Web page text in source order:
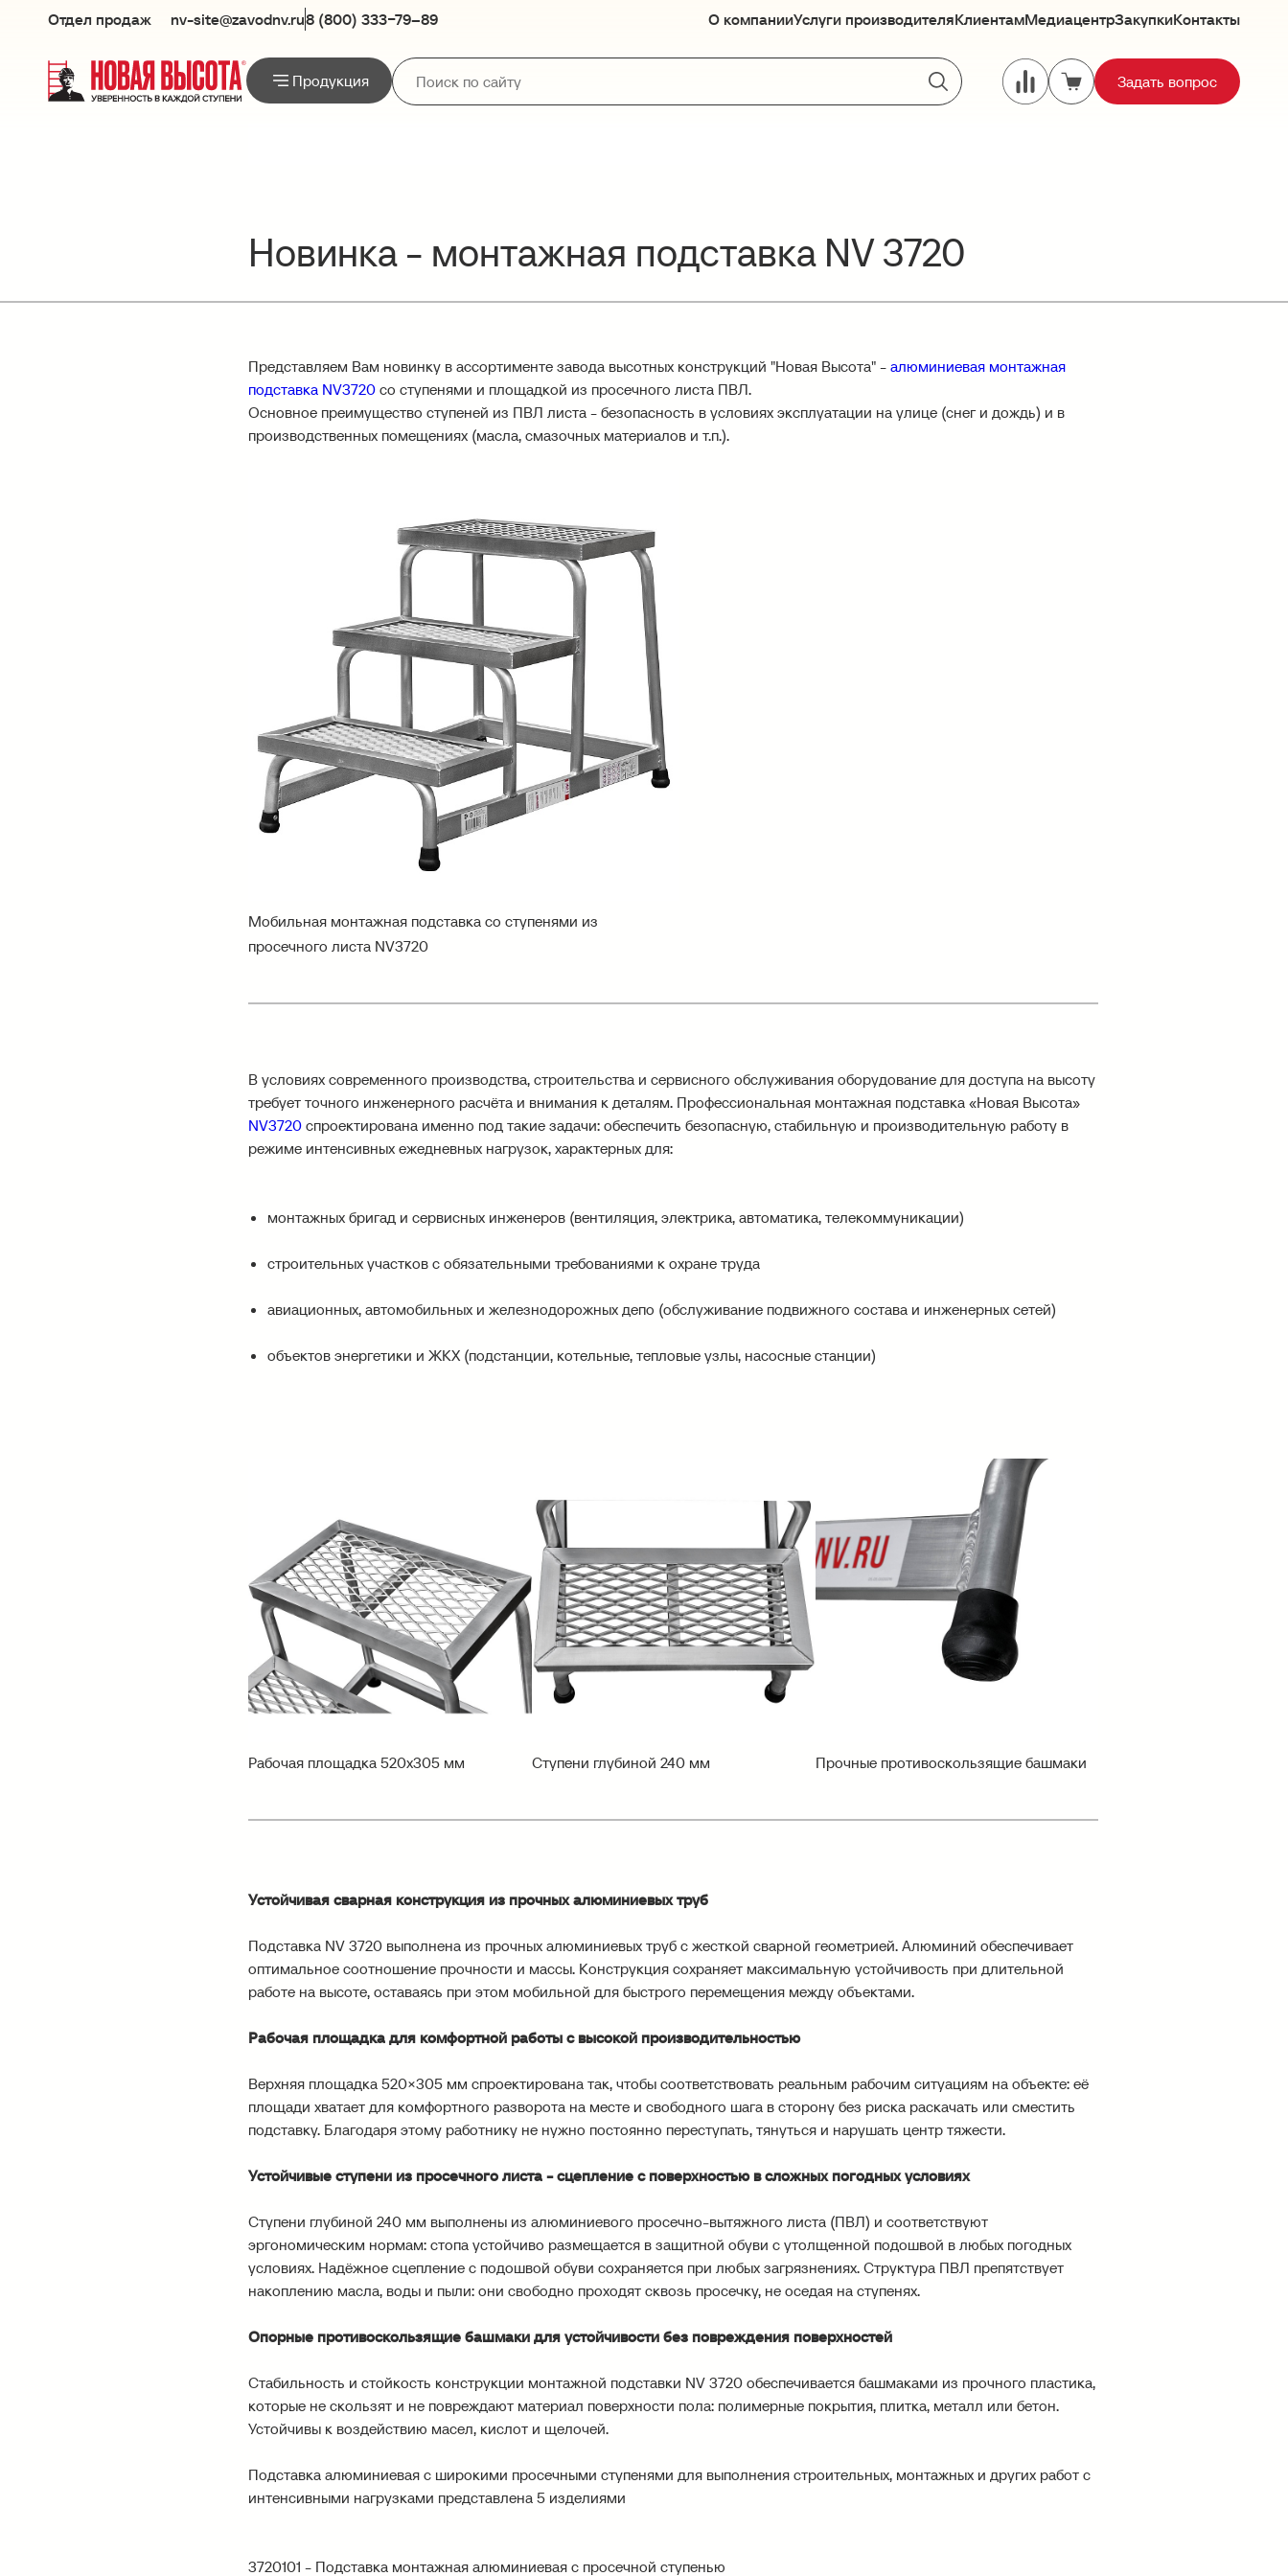
Отдел продаж nv-site@zavodnv.ru8 (800) 333−79–89 О компанииУслуги производителяКлиентамМедиацентрЗакупкиКонтакты
Продукция Задать вопрос
Новинка - монтажная подставка NV 3720
Представляем Вам новинку в ассортименте завода высотных конструкций "Новая Высота" - алюминиевая монтажная
подставка NV3720 со ступенями и площадкой из просечного листа ПВЛ.
Основное преимущество ступеней из ПВЛ листа - безопасность в условиях эксплуатации на улице (снег и дождь) и в
производственных помещениях (масла, смазочных материалов и т.п.).
Мобильная монтажная подставка со ступенями из
просечного листа NV3720
В условиях современного производства, строительства и сервисного обслуживания оборудование для доступа на высоту
требует точного инженерного расчёта и внимания к деталям. Профессиональная монтажная подставка «Новая Высота»
NV3720 спроектирована именно под такие задачи: обеспечить безопасную, стабильную и производительную работу в
режиме интенсивных ежедневных нагрузок, характерных для:
монтажных бригад и сервисных инженеров (вентиляция, электрика, автоматика, телекоммуникации)
строительных участков с обязательными требованиями к охране труда
авиационных, автомобильных и железнодорожных депо (обслуживание подвижного состава и инженерных сетей)
объектов энергетики и ЖКХ (подстанции, котельные, тепловые узлы, насосные станции)
Рабочая площадка 520х305 мм Ступени глубиной 240 мм Прочные противоскользящие башмаки
Устойчивая сварная конструкция из прочных алюминиевых труб
Подставка NV 3720 выполнена из прочных алюминиевых труб с жесткой сварной геометрией. Алюминий обеспечивает
оптимальное соотношение прочности и массы. Конструкция сохраняет максимальную устойчивость при длительной
работе на высоте, оставаясь при этом мобильной для быстрого перемещения между объектами.
Рабочая площадка для комфортной работы с высокой производительностью
Верхняя площадка 520×305 мм спроектирована так, чтобы соответствовать реальным рабочим ситуациям на объекте: её
площади хватает для комфортного разворота на месте и свободного шага в сторону без риска раскачать или сместить
подставку. Благодаря этому работнику не нужно постоянно переступать, тянуться и нарушать центр тяжести.
Устойчивые ступени из просечного листа - сцепление с поверхностью в сложных погодных условиях
Ступени глубиной 240 мм выполнены из алюминиевого просечно-вытяжного листа (ПВЛ) и соответствуют
эргономическим нормам: стопа устойчиво размещается в защитной обуви с утолщенной подошвой в любых погодных
условиях. Надёжное сцепление с подошвой обуви сохраняется при любых загрязнениях. Структура ПВЛ препятствует
накоплению масла, воды и пыли: они свободно проходят сквозь просечку, не оседая на ступенях.
Опорные противоскользящие башмаки для устойчивости без повреждения поверхностей
Стабильность и стойкость конструкции монтажной подставки NV 3720 обеспечивается башмаками из прочного пластика,
которые не скользят и не повреждают материал поверхности пола: полимерные покрытия, плитка, металл или бетон.
Устойчивы к воздействию масел, кислот и щелочей.
Подставка алюминиевая с широкими просечными ступенями для выполнения строительных, монтажных и других работ с
интенсивными нагрузками представлена 5 изделиями
3720101 - Подставка монтажная алюминиевая с просечной ступенью